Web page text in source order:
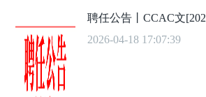
聘任公告丨CCAC文
2026-04-18 17:07:39